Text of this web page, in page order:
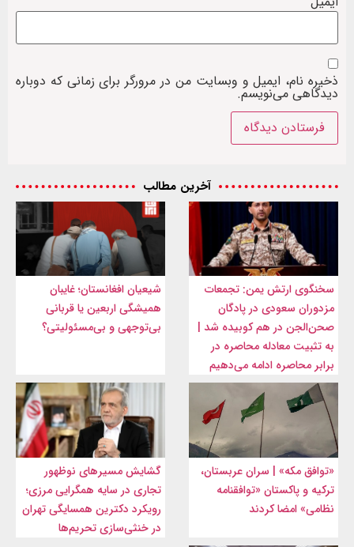
ذخیره نام، ایمیل و وبسایت من در مرورگر برای زمانی که دوباره
دیدگاهی می‌نویسم.
آخرین مطالب
سخنگوی ارتش یمن: تجمعات
مزدوران سعودی در پادگان
صحن‌الجن در هم کوبیده شد |
به تثبیت معادله محاصره در
برابر محاصره ادامه می‌دهیم
شیعیان افغانستان؛ غایبان
همیشگی اربعین یا قربانی
بی‌توجهی و بی‌مسئولیتی؟
«توافق مکه» | سران عربستان،
ترکیه و پاکستان «توافقنامه
نظامی» امضا کردند
گشایش مسیرهای نوظهور
تجاری در سایه همگرایی مرزی؛
رویکرد دکترین همسایگی تهران
در خنثی‌سازی تحریم‌ها